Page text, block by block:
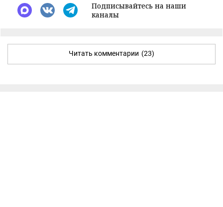
Подписывайтесь на наши
каналы
Читать комментарии (23)